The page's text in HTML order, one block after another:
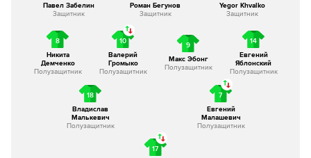
Павел Забелин
Защитник
Роман Бегунов
Защитник
Yegor Khvalko
Защитник
8
Никита
Демченко
Полузащитник
10
Валерий
Громыко
Полузащитник
9
Макс Эбонг
Полузащитник
14
Евгений
Яблонский
Полузащитник
18
Владислав
Малькевич
Полузащитник
7
Евгений
Малашевич
Полузащитник
17